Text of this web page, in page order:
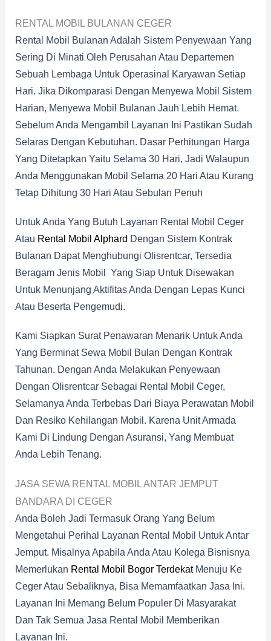
RENTAL MOBIL BULANAN CEGER
Rental Mobil Bulanan Adalah Sistem Penyewaan Yang
Sering Di Minati Oleh Perusahan Atau Departemen
Sebuah Lembaga Untuk Operasinal Karyawan Setiap
Hari. Jika Dikomparasi Dengan Menyewa Mobil Sistem
Harian, Menyewa Mobil Bulanan Jauh Lebih Hemat.
Sebelum Anda Mengambil Layanan Ini Pastikan Sudah
Selaras Dengan Kebutuhan. Dasar Perhitungan Harga
Yang Ditetapkan Yaitu Selama 30 Hari, Jadi Walaupun
Anda Menggunakan Mobil Selama 20 Hari Atau Kurang
Tetap Dihitung 30 Hari Atau Sebulan Penuh
Untuk Anda Yang Butuh Layanan Rental Mobil Ceger
Atau Rental Mobil Alphard Dengan Sistem Kontrak
Bulanan Dapat Menghubungi Olisrentcar, Tersedia
Beragam Jenis Mobil Yang Siap Untuk Disewakan
Untuk Menunjang Aktifitas Anda Dengan Lepas Kunci
Atau Beserta Pengemudi.
Kami Siapkan Surat Penawaran Menarik Untuk Anda
Yang Berminat Sewa Mobil Bulan Dengan Kontrak
Tahunan. Dengan Anda Melakukan Penyewaan
Dengan Olisrentcar Sebagai Rental Mobil Ceger,
Selamanya Anda Terbebas Dari Biaya Perawatan Mobil
Dan Resiko Kehilangan Mobil. Karena Unit Armada
Kami Di Lindung Dengan Asuransi, Yang Membuat
Anda Lebih Tenang.
JASA SEWA RENTAL MOBIL ANTAR JEMPUT
BANDARA DI CEGER
Anda Boleh Jadi Termasuk Orang Yang Belum
Mengetahui Perihal Layanan Rental Mobil Untuk Antar
Jemput. Misalnya Apabila Anda Atau Kolega Bisnisnya
Memerlukan Rental Mobil Bogor Terdekat Menuju Ke
Ceger Atau Sebaliknya, Bisa Memamfaatkan Jasa Ini.
Layanan Ini Memang Belum Populer Di Masyarakat
Dan Tak Semua Jasa Rental Mobil Memberikan
Layanan Ini.